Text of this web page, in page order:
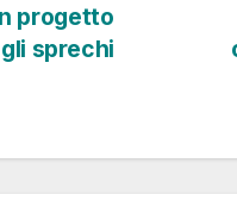
progetto
sprechi